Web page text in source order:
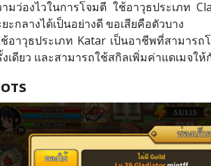
ว่องไวในการโจมตี ใช้อาวุธประเภท
ะกลางได้เป็นอย่างดี ขอเสียคือตัวบาง
อาวุธประเภท Katar เป็นอาชีพที่สามาร
เดียว และสามารถใช้สกิลเพิ่มค่าแดเมจใ